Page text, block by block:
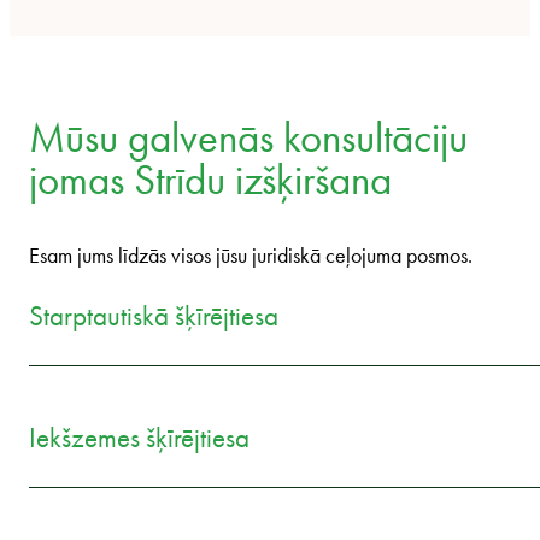
Mūsu galvenās konsultāciju
jomas Strīdu izšķiršana
Esam jums līdzās visos jūsu juridiskā ceļojuma posmos.
Starptautiskā šķīrējtiesa
Iekšzemes šķīrējtiesa